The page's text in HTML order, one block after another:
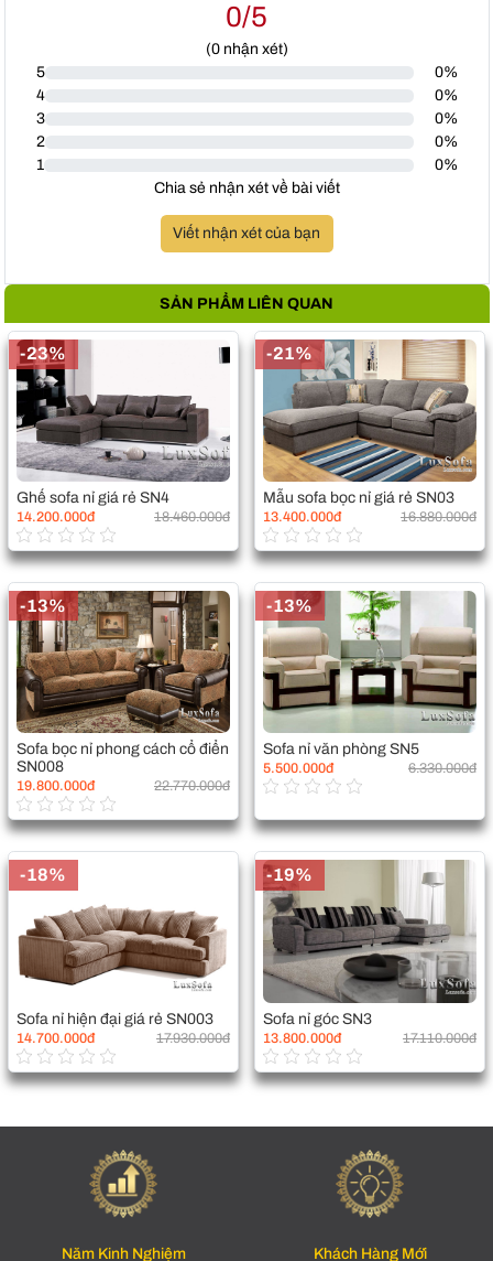
0/5
(0nhận xét)
5
0%
4
0%
3
0%
2
0%
1
0%
Chia sẻ nhận xét về bài viết
Viết nhận xét của bạn
SẢN PHẨM LIÊN QUAN
Ghế sofa nỉ giá rẻ SN4
14.200.000đ 18.460.000đ
-23%
Mẫu sofa bọc nỉ giá rẻ SN03
13.400.000đ 16.880.000đ
-21%
Sofa bọc nỉ phong cách cổ điển
SN008
19.800.000đ 22.770.000đ
-13%
Sofa nỉ văn phòng SN5
5.500.000đ 6.330.000đ
-13%
Sofa nỉ hiện đại giá rẻ SN003
14.700.000đ 17.930.000đ
-18%
Sofa nỉ góc SN3
13.800.000đ 17.110.000đ
-19%
Năm Kinh Nghiệm Khách Hàng Mới